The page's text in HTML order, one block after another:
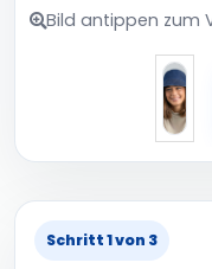
Bild antippen zum
Schritt 1 von 3